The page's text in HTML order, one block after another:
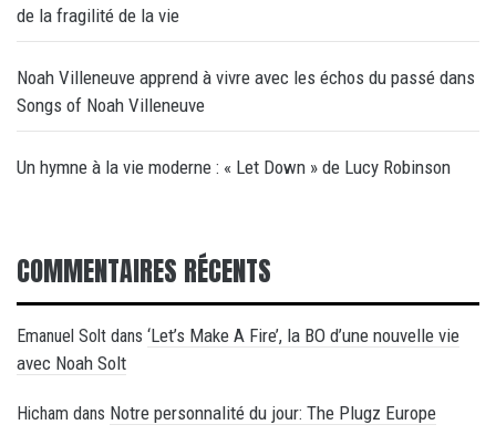
de la fragilité de la vie
Noah Villeneuve apprend à vivre avec les échos du passé dans
Songs of Noah Villeneuve
Un hymne à la vie moderne : « Let Down » de Lucy Robinson
COMMENTAIRES RÉCENTS
Emanuel Solt dans ‘Let’s Make A Fire’, la BO d’une nouvelle vie
avec Noah Solt
Hicham dans Notre personnalité du jour: The Plugz Europe